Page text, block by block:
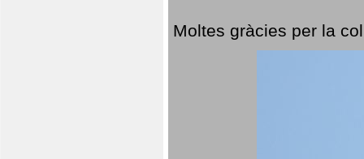
Moltes gràcies per la